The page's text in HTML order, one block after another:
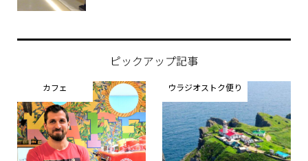
ピックアップ記事
カフェ ウラジオストク便り